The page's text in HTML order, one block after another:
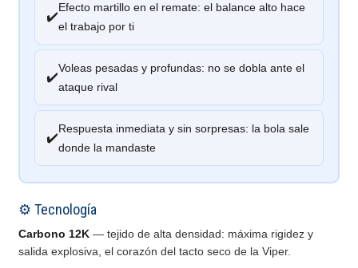
✔️
Efecto martillo en el remate: el balance alto hace
el trabajo por ti
✔️
Voleas pesadas y profundas: no se dobla ante el
ataque rival
✔️
Respuesta inmediata y sin sorpresas: la bola sale
donde la mandaste
⚙️ Tecnología
Carbono 12K — tejido de alta densidad: máxima rigidez y
salida explosiva, el corazón del tacto seco de la Viper.